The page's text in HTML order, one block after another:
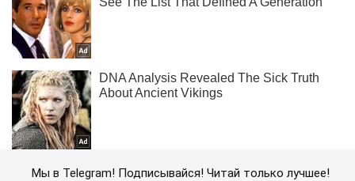
Мы в Telegram! Подписывайся! Читай только лучшее!